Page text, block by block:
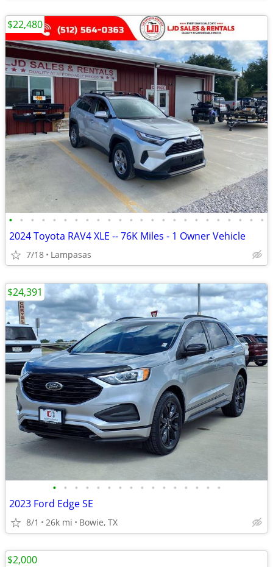
• • • • • • • • • • • • • • • • • • • • • • • •
2024 Toyota RAV4 XLE -- 76K Miles - 1 Owner Vehicle
7/18 Lampasas
$22,480
• • • • • • • • • • • • • • • •
2023 Ford Edge SE
8/1 26k mi Bowie, TX
$24,391
$2,000